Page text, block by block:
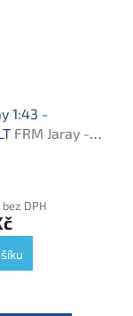
1:43 -
FRM Jaray -
bez DPH